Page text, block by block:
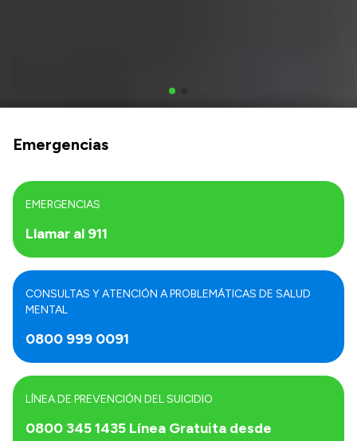
Emergencias
Llamar al 911
EMERGENCIAS
0800 999 0091
CONSULTAS Y ATENCIÓN A PROBLEMÁTICAS DE SALUD
MENTAL
0800 345 1435 Línea Gratuita desde
LÍNEA DE PREVENCIÓN DEL SUICIDIO